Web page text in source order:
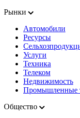
Рынки
Автомобили
Ресурсы
Услуги
Техника
Телеком
Недвижимость
Промышленные
Общество